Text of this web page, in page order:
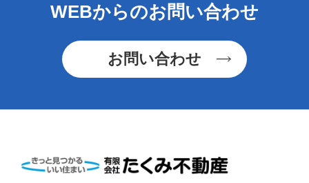
WEBからのお問い合わせ
お問い合わせ